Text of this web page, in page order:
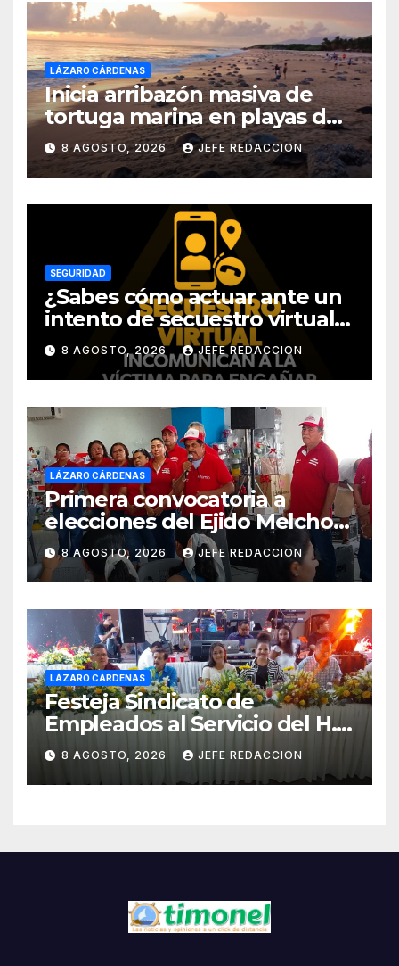
LÁZARO CÁRDENAS
Inicia arribazón masiva de
tortuga marina en playas de
Michoacán
8 AGOSTO, 2026 JEFE REDACCION
SEGURIDAD
¿Sabes cómo actuar ante un
intento de secuestro virtual?
La SSP te guía para evitarlo
8 AGOSTO, 2026 JEFE REDACCION
LÁZARO CÁRDENAS
Primera convocatoria a
elecciones del Ejido Melchor
Ocampo en Lázaro Cárdenas
el domingo
8 AGOSTO, 2026 JEFE REDACCION
LÁZARO CÁRDENAS
Festeja Sindicato de
Empleados al Servicio del H.
Ayuntamiento de LZC Día del
Empleado Municipal
8 AGOSTO, 2026 JEFE REDACCION